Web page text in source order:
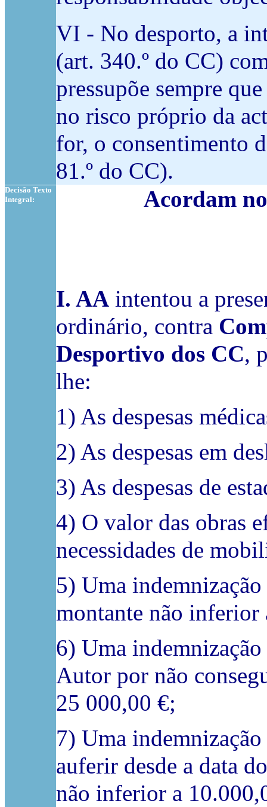
VI - No desporto, a
(art. 340.º do CC)
pressupõe sempre
no risco próprio da
for, o consentimento
81.º do CC).
Decisão Texto
Integral:
Acordam
I. AA intentou a
ordinário, contra
Desportivo dos CC,
lhe:
1) As despesas
2) As despesas em
3) As despesas de
4) O valor das obras
necessidades de
5) Uma
montante não inferior
6) Uma
Autor por não
25 000,00 €;
7) Uma
auferir desde a data
não inferior a